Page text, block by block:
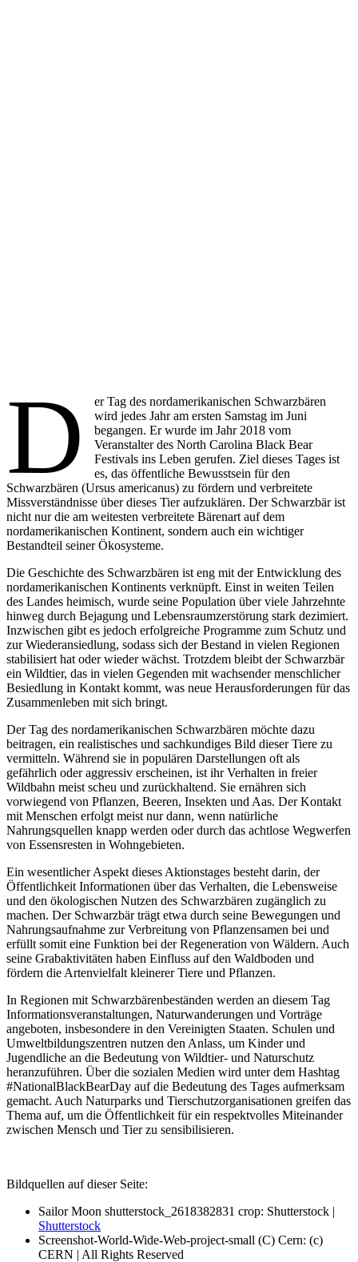
D
er Tag des nordamerikanischen Schwarzbären
wird jedes Jahr am ersten Samstag im Juni
begangen. Er wurde im Jahr 2018 vom
Veranstalter des North Carolina Black Bear
Festivals ins Leben gerufen. Ziel dieses Tages ist
es, das öffentliche Bewusstsein für den
Schwarzbären (Ursus americanus) zu fördern und verbreitete
Missverständnisse über dieses Tier aufzuklären. Der Schwarzbär ist
nicht nur die am weitesten verbreitete Bärenart auf dem
nordamerikanischen Kontinent, sondern auch ein wichtiger
Bestandteil seiner Ökosysteme.
Die Geschichte des Schwarzbären ist eng mit der Entwicklung des
nordamerikanischen Kontinents verknüpft. Einst in weiten Teilen
des Landes heimisch, wurde seine Population über viele Jahrzehnte
hinweg durch Bejagung und Lebensraumzerstörung stark dezimiert.
Inzwischen gibt es jedoch erfolgreiche Programme zum Schutz und
zur Wiederansiedlung, sodass sich der Bestand in vielen Regionen
stabilisiert hat oder wieder wächst. Trotzdem bleibt der Schwarzbär
ein Wildtier, das in vielen Gegenden mit wachsender menschlicher
Besiedlung in Kontakt kommt, was neue Herausforderungen für das
Zusammenleben mit sich bringt.
Der Tag des nordamerikanischen Schwarzbären möchte dazu
beitragen, ein realistisches und sachkundiges Bild dieser Tiere zu
vermitteln. Während sie in populären Darstellungen oft als
gefährlich oder aggressiv erscheinen, ist ihr Verhalten in freier
Wildbahn meist scheu und zurückhaltend. Sie ernähren sich
vorwiegend von Pflanzen, Beeren, Insekten und Aas. Der Kontakt
mit Menschen erfolgt meist nur dann, wenn natürliche
Nahrungsquellen knapp werden oder durch das achtlose Wegwerfen
von Essensresten in Wohngebieten.
Ein wesentlicher Aspekt dieses Aktionstages besteht darin, der
Öffentlichkeit Informationen über das Verhalten, die Lebensweise
und den ökologischen Nutzen des Schwarzbären zugänglich zu
machen. Der Schwarzbär trägt etwa durch seine Bewegungen und
Nahrungsaufnahme zur Verbreitung von Pflanzensamen bei und
erfüllt somit eine Funktion bei der Regeneration von Wäldern. Auch
seine Grabaktivitäten haben Einfluss auf den Waldboden und
fördern die Artenvielfalt kleinerer Tiere und Pflanzen.
In Regionen mit Schwarzbärenbeständen werden an diesem Tag
Informationsveranstaltungen, Naturwanderungen und Vorträge
angeboten, insbesondere in den Vereinigten Staaten. Schulen und
Umweltbildungszentren nutzen den Anlass, um Kinder und
Jugendliche an die Bedeutung von Wildtier- und Naturschutz
heranzuführen. Über die sozialen Medien wird unter dem Hashtag
#NationalBlackBearDay auf die Bedeutung des Tages aufmerksam
gemacht. Auch Naturparks und Tierschutzorganisationen greifen das
Thema auf, um die Öffentlichkeit für ein respektvolles Miteinander
zwischen Mensch und Tier zu sensibilisieren.
Bildquellen auf dieser Seite:
Sailor Moon shutterstock_2618382831 crop: Shutterstock |
Shutterstock
Screenshot-World-Wide-Web-project-small (C) Cern: (c)
CERN | All Rights Reserved